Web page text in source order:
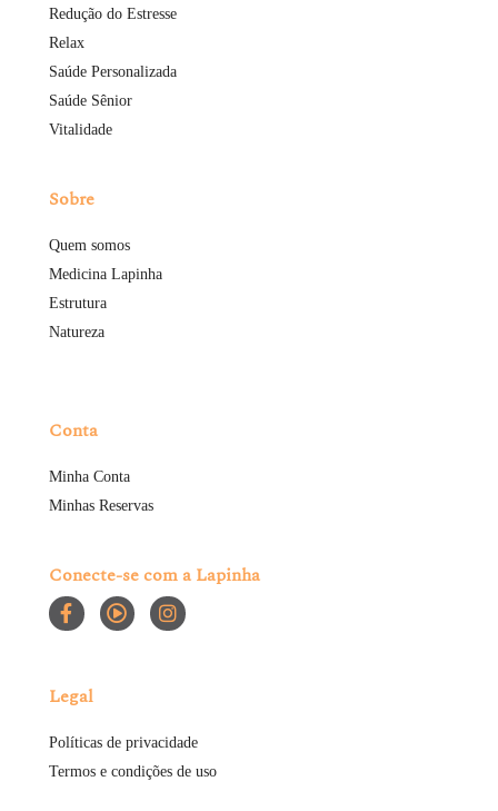
Redução do Estresse
Relax
Saúde Personalizada
Saúde Sênior
Vitalidade
Sobre
Quem somos
Medicina Lapinha
Estrutura
Natureza
Conta
Minha Conta
Minhas Reservas
Conecte-se com a Lapinha
Legal
Políticas de privacidade
Termos e condições de uso